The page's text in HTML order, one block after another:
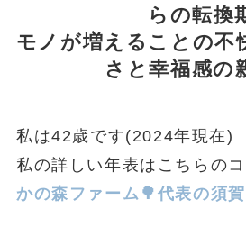
らの転換
モノが増えることの不
さと幸福感の
私は42歳です(2024年現在)
私の詳しい年表はこちらの
かの森ファーム🌳代表の須